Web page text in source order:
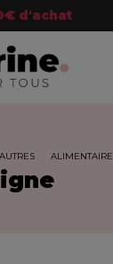
d'achat
AUTRES ALIMENTAIRE